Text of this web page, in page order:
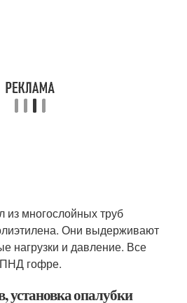
многослойных труб
Они выдерживают
нагрузки и давление. Все
ПНД гофре.
установка опалубки